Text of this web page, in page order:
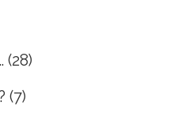
(28)
(7)